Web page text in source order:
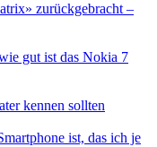
zurückgebracht –
gut ist das Nokia 7
kennen sollten
ist, das ich je